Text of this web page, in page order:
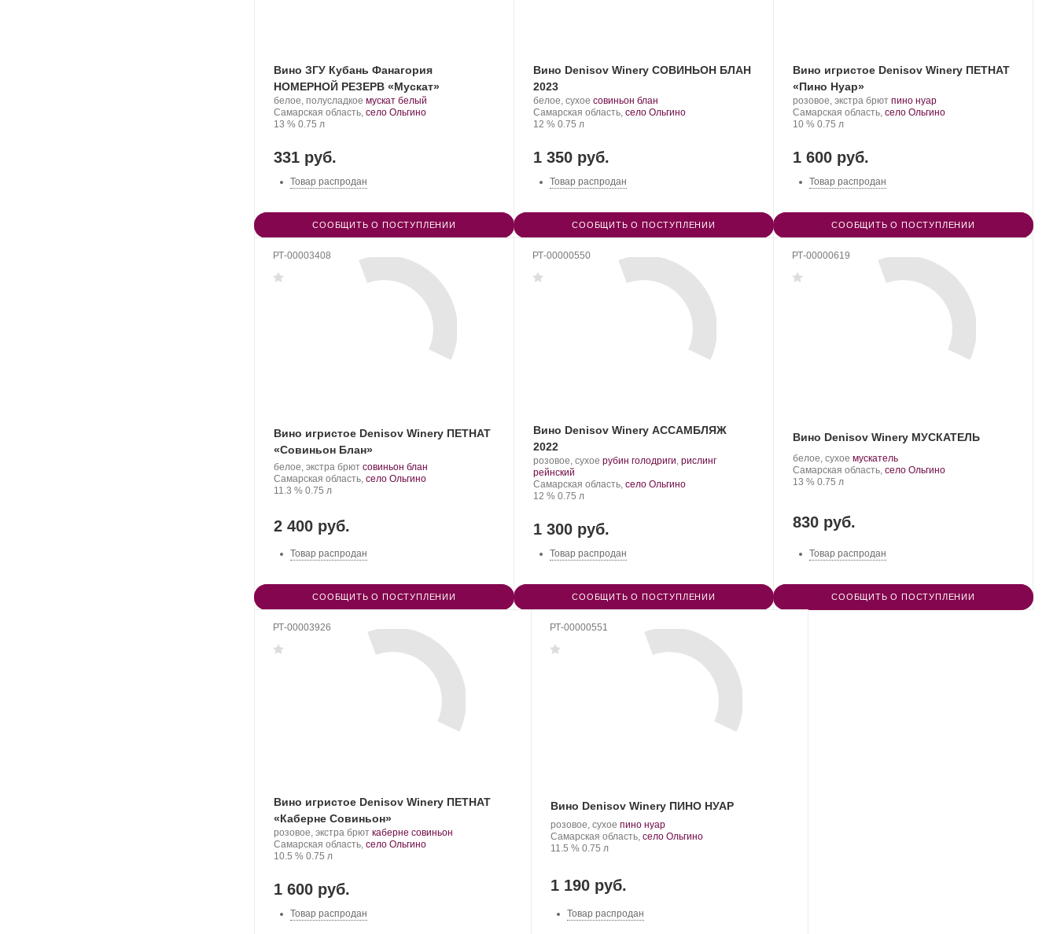
Вино ЗГУ Кубань Фанагория
НОМЕРНОЙ РЕЗЕРВ «Мускат»
Производитель:
Фанагория.
белое, полусладкое .
Сорт
мускат белый
Регион:
Самарская область, село Ольгино
Крепость
13 %. Объем
0.75 л
331 руб.
Товар распродан
СООБЩИТЬ О ПОСТУПЛЕНИИ
Вино Denisov Winery СОВИНЬОН БЛАН
2023
Производитель:
Denisov
Winery.
белое, сухое .
Сорт
совиньон блан
Регион:
Самарская область, село Ольгино
Крепость
12 %. Объем
0.75 л
1 350 руб.
Товар распродан
СООБЩИТЬ О ПОСТУПЛЕНИИ
Вино игристое Denisov Winery ПЕТНАТ
«Пино Нуар»
Производитель:
Denisov
Winery.
розовое, экстра брют .
Сорт
пино нуар.
Регион:
Самарская область, село Ольгино
Крепость
10 %. Объем
0.75 л
1 600 руб.
Товар распродан
СООБЩИТЬ О ПОСТУПЛЕНИИ
РТ-00003408
Вино игристое Denisov Winery ПЕТНАТ
«Совиньон Блан»
Производитель:
Denisov
Winery.
белое, экстра брют .
Сорт
совиньон блан
Регион:
Самарская область, село Ольгино
Крепость
11.3 %. Объем
0.75 л
2 400 руб.
Товар распродан
СООБЩИТЬ О ПОСТУПЛЕНИИ
РТ-00000550
Вино Denisov Winery АССАМБЛЯЖ
2022
Производитель:
Denisov
Winery.
розовое, сухое .
винограда:
рубин голодриги, рислинг
рейнский
Регион:
Самарская область, село Ольгино
Крепость
12 %. Объем
0.75 л
1 300 руб.
Товар распродан
СООБЩИТЬ О ПОСТУПЛЕНИИ
РТ-00000619
Вино Denisov Winery МУСКАТЕЛЬ
Производитель:
Denisov
Winery.
белое, сухое .
Сорт
мускатель.
Регион:
Самарская область, село Ольгино
Крепость
13 %. Объем
0.75 л
830 руб.
Товар распродан
СООБЩИТЬ О ПОСТУПЛЕНИИ
РТ-00003926
Вино игристое Denisov Winery ПЕТНАТ
«Каберне Совиньон»
Производитель:
Denisov
Winery.
розовое, экстра брют .
Сорт
каберне совиньон
Регион:
Самарская область, село Ольгино
Крепость
10.5 %. Объем
0.75 л
1 600 руб.
Товар распродан
РТ-00000551
Вино Denisov Winery ПИНО НУАР
Производитель:
Denisov
Winery.
розовое, сухое .
Сорт
пино нуар.
Регион:
Самарская область, село Ольгино
Крепость
11.5 %. Объем
0.75 л
1 190 руб.
Товар распродан